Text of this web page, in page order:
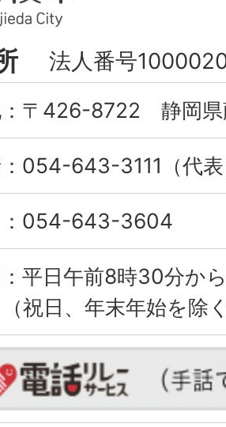
法人番号
〒426-8722 静岡県
054-643-3111（代
054-643-3604
平日午前8時30分か
（祝日、年末年始を除